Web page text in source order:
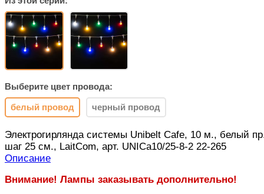
Выберите цвет провода:
белый провод черный провод
Электрогирлянда системы Unibelt Cafe, 10 м., белый
шаг 25 см., LaitCom, арт. UNICa10/25-8-2 22-265
Описание
Внимание! Лампы заказывать дополнительно!